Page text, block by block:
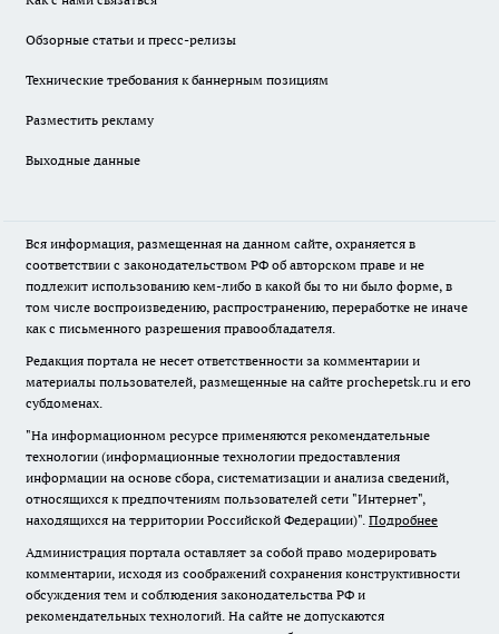
Обзорные статьи и пресс-релизы
Технические требования к баннерным позициям
Разместить рекламу
Выходные данные
Вся информация, размещенная на данном сайте, охраняется в
соответствии с законодательством РФ об авторском праве и не
подлежит использованию кем-либо в какой бы то ни было форме, в
том числе воспроизведению, распространению, переработке не иначе
как с письменного разрешения правообладателя.
Редакция портала не несет ответственности за комментарии и
материалы пользователей, размещенные на сайте prochepetsk.ru и его
субдоменах.
"На информационном ресурсе применяются рекомендательные
технологии (информационные технологии предоставления
информации на основе сбора, систематизации и анализа сведений,
относящихся к предпочтениям пользователей сети "Интернет",
находящихся на территории Российской Федерации)". Подробнее
Администрация портала оставляет за собой право модерировать
комментарии, исходя из соображений сохранения конструктивности
обсуждения тем и соблюдения законодательства РФ и
рекомендательных технологий. На сайте не допускаются